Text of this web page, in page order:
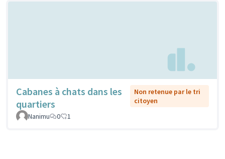
Cabanes à chats dans les
quartiers
Non retenue par le tri
citoyen
Nanimu
0 1